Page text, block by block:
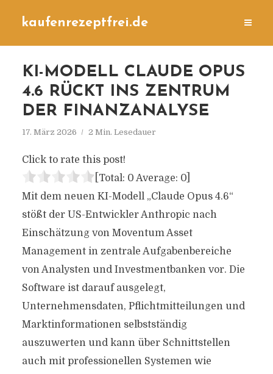
kaufenrezeptfrei.de
KI-MODELL CLAUDE OPUS
4.6 RÜCKT INS ZENTRUM
DER FINANZANALYSE
17. März 2026 2 Min. Lesedauer
Click to rate this post!
[Total: 0 Average: 0]
Mit dem neuen KI-Modell „Claude Opus 4.6“
stößt der US-Entwickler Anthropic nach
Einschätzung von Moventum Asset
Management in zentrale Aufgabenbereiche
von Analysten und Investmentbanken vor. Die
Software ist darauf ausgelegt,
Unternehmensdaten, Pflichtmitteilungen und
Marktinformationen selbstständig
auszuwerten und kann über Schnittstellen
auch mit professionellen Systemen wie